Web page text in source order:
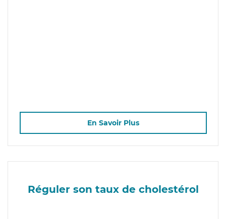
En Savoir Plus
Réguler son taux de cholestérol